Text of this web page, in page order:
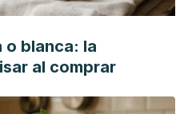
o blanca: la
al comprar